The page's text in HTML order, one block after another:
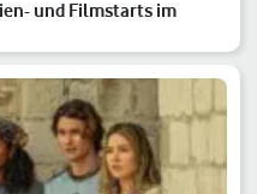
und Filmstarts im